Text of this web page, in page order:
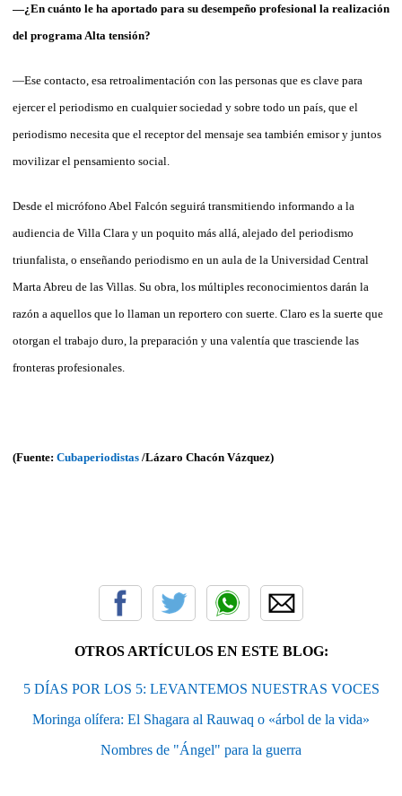
—¿En cuánto le ha aportado para su desempeño profesional la realización
del programa Alta tensión?
—Ese contacto, esa retroalimentación con las personas que es clave para
ejercer el periodismo en cualquier sociedad y sobre todo un país, que el
periodismo necesita que el receptor del mensaje sea también emisor y juntos
movilizar el pensamiento social.
Desde el micrófono Abel Falcón seguirá transmitiendo informando a la
audiencia de Villa Clara y un poquito más allá, alejado del periodismo
triunfalista, o enseñando periodismo en un aula de la Universidad Central
Marta Abreu de las Villas. Su obra, los múltiples reconocimientos darán la
razón a aquellos que lo llaman un reportero con suerte. Claro es la suerte que
otorgan el trabajo duro, la preparación y una valentía que trasciende las
fronteras profesionales.
(Fuente: Cubaperiodistas /Lázaro Chacón Vázquez)
OTROS ARTÍCULOS EN ESTE BLOG:
5 DÍAS POR LOS 5: LEVANTEMOS NUESTRAS VOCES
Moringa olífera: El Shagara al Rauwaq o «árbol de la vida»
Nombres de "Ángel" para la guerra